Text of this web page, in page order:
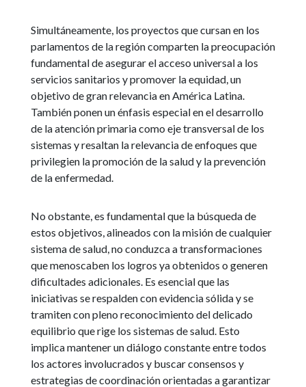
Simultáneamente, los proyectos que cursan en los
parlamentos de la región comparten la preocupación
fundamental de asegurar el acceso universal a los
servicios sanitarios y promover la equidad, un
objetivo de gran relevancia en América Latina.
También ponen un énfasis especial en el desarrollo
de la atención primaria como eje transversal de los
sistemas y resaltan la relevancia de enfoques que
privilegien la promoción de la salud y la prevención
de la enfermedad.
No obstante, es fundamental que la búsqueda de
estos objetivos, alineados con la misión de cualquier
sistema de salud, no conduzca a transformaciones
que menoscaben los logros ya obtenidos o generen
dificultades adicionales. Es esencial que las
iniciativas se respalden con evidencia sólida y se
tramiten con pleno reconocimiento del delicado
equilibrio que rige los sistemas de salud. Esto
implica mantener un diálogo constante entre todos
los actores involucrados y buscar consensos y
estrategias de coordinación orientadas a garantizar